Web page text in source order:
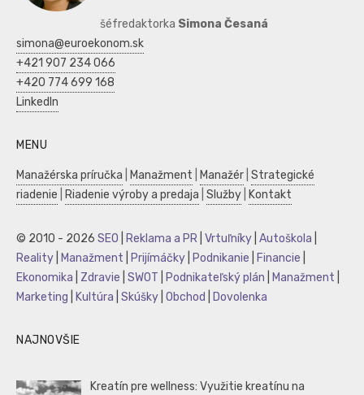
šéfredaktorka Simona Česaná
simona@euroekonom.sk
+421 907 234 066
+420 774 699 168
LinkedIn
MENU
Manažérska príručka Manažment Manažér Strategické
riadenie
Riadenie výroby a predaja Služby Kontakt
© 2010 - 2026 SEO Reklama a PR Vrtuľníky Autoškola
Reality
Manažment Prijímáčky Podnikanie Financie
Ekonomika
Zdravie SWOT Podnikateľský plán Manažment
Marketing
Kultúra Skúšky Obchod Dovolenka
NAJNOVŠIE
Kreatín pre wellness: Využitie kreatínu na